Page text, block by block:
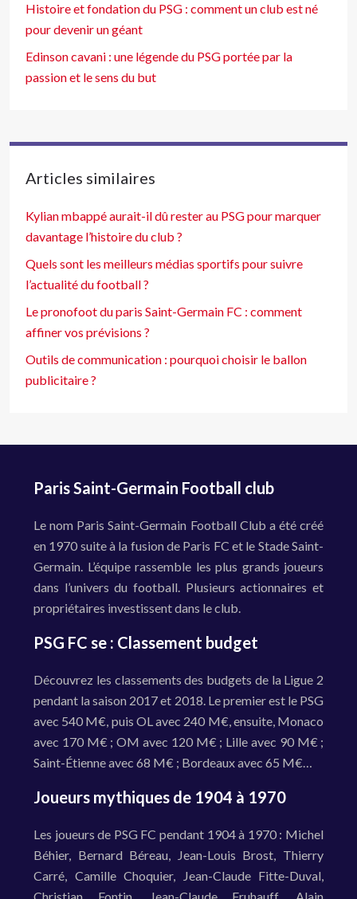
Histoire et fondation du PSG : comment un club est né
pour devenir un géant
Edinson cavani : une légende du PSG portée par la
passion et le sens du but
Articles similaires
Kylian mbappé aurait-il dû rester au PSG pour marquer
davantage l’histoire du club ?
Quels sont les meilleurs médias sportifs pour suivre
l’actualité du football ?
Le pronofoot du paris Saint-Germain FC : comment
affiner vos prévisions ?
Outils de communication : pourquoi choisir le ballon
publicitaire ?
Paris Saint-Germain Football club
Le nom Paris Saint-Germain Football Club a été créé
en 1970 suite à la fusion de Paris FC et le Stade Saint-
Germain. L’équipe rassemble les plus grands joueurs
dans l’univers du football. Plusieurs actionnaires et
propriétaires investissent dans le club.
PSG FC se : Classement budget
Découvrez les classements des budgets de la Ligue 2
pendant la saison 2017 et 2018. Le premier est le PSG
avec 540 M€, puis OL avec 240 M€, ensuite, Monaco
avec 170 M€ ; OM avec 120 M€ ; Lille avec 90 M€ ;
Saint-Étienne avec 68 M€ ; Bordeaux avec 65 M€…
Joueurs mythiques de 1904 à 1970
Les joueurs de PSG FC pendant 1904 à 1970 : Michel
Béhier, Bernard Béreau, Jean-Louis Brost, Thierry
Carré, Camille Choquier, Jean-Claude Fitte-Duval,